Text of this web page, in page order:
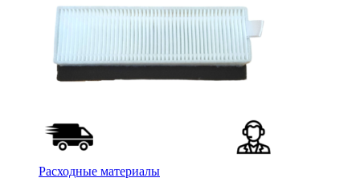
Расходные материалы